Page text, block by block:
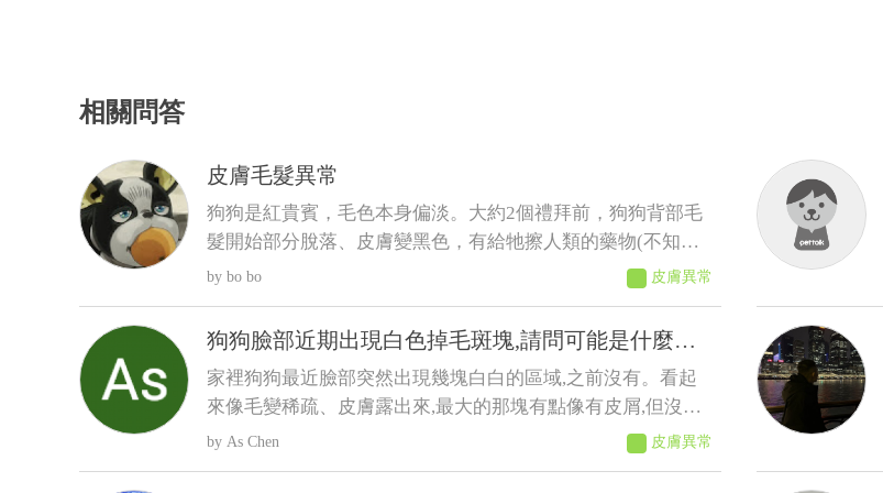
相關問答
皮膚毛髮異常
狗狗是紅貴賓，毛色本身偏淡。大約2個禮拜前，狗狗背部毛
髮開始部分脫落、皮膚變黑色，有給牠擦人類的藥物(不知道
會不會怎樣......)，也有帶去看獸醫，但獸醫說這是正常老化不
問題
bo bo 皮膚異常
狗狗臉部近期出現白色掉毛斑塊,請問可能是什麼原
因
家裡狗狗最近臉部突然出現幾塊白白的區域,之前沒有。看起
來像毛變稀疏、皮膚露出來,最大的那塊有點像有皮屑,但沒有
看到流血、 化膿或明顯紅腫。 狗狗目前看起來精神、食慾都
As Chen 皮膚異常